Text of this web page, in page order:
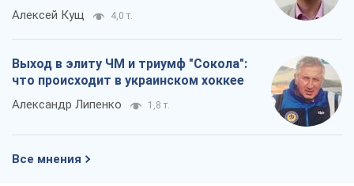
Алексей Кущ 4,0 т.
Выход в элиту ЧМ и триумф "Сокола":
что происходит в украинском хоккее
Александр Липенко 1,8 т.
Все мнения